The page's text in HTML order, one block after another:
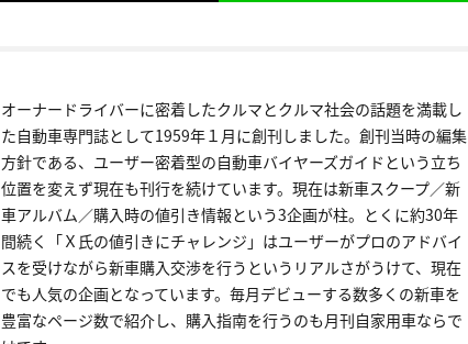
オーナードライバーに密着したクルマとクルマ社会の話題を満載し
た自動車専門誌として1959年１月に創刊しました。創刊当時の編集
方針である、ユーザー密着型の自動車バイヤーズガイドという立ち
位置を変えず現在も刊行を続けています。現在は新車スクープ／新
車アルバム／購入時の値引き情報という3企画が柱。とくに約30年
間続く「Ｘ氏の値引きにチャレンジ」はユーザーがプロのアドバイ
スを受けながら新車購入交渉を行うというリアルさがうけて、現在
でも人気の企画となっています。毎月デビューする数多くの新車を
豊富なページ数で紹介し、購入指南を行うのも月刊自家用車ならで